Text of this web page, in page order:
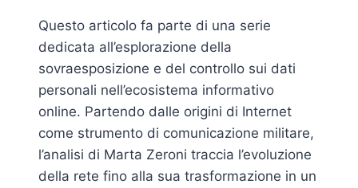
Questo articolo fa parte di una serie
dedicata all’esplorazione della
sovraesposizione e del controllo sui dati
personali nell’ecosistema informativo
online. Partendo dalle origini di Internet
come strumento di comunicazione militare,
l’analisi di Marta Zeroni traccia l’evoluzione
della rete fino alla sua trasformazione in un